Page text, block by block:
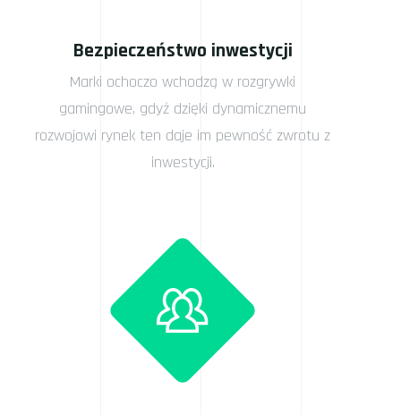
Bezpieczeństwo inwestycji
Marki ochoczo wchodzą w rozgrywki
gamingowe, gdyż dzięki dynamicznemu
rozwojowi rynek ten daje im pewność zwrotu z
inwestycji.